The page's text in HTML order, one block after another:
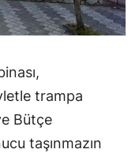
trampa
Bütçe
taşınmazın